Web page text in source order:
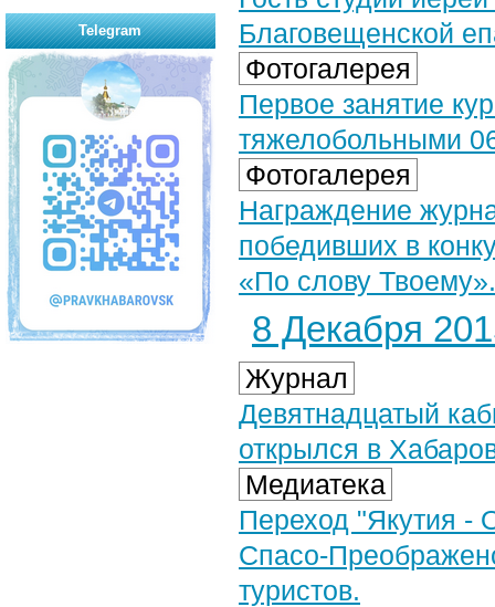
Благовещенской
Фотогалерея
Первое занятие
тяжелобольными
Фотогалерея
Награждение
победивших в
«По слову
8 Декабря
Журнал
Девятнадцатый
открылся в
Медиатека
Переход "Якутия -
Спасо-
туристов.
Telegram